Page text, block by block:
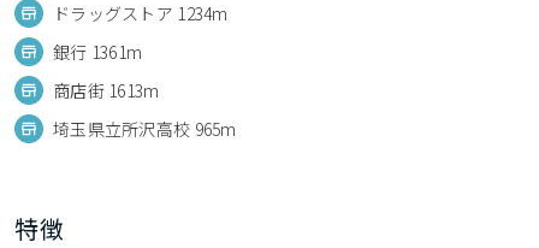
ドラッグストア 1234m
銀行 1361m
商店街 1613m
埼玉県立所沢高校 965m
特徴